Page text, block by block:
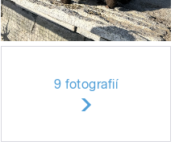
9 fotografií